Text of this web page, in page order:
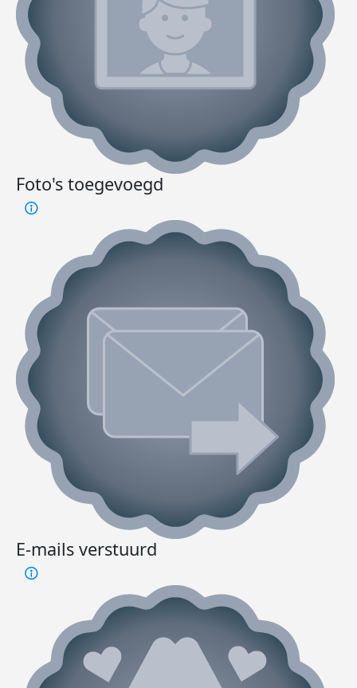
Foto's toegevoegd
E-mails verstuurd